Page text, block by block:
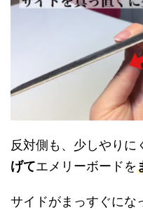
反対側も、少しやりに
げてエメリーボードを
サイドがまっすぐにな